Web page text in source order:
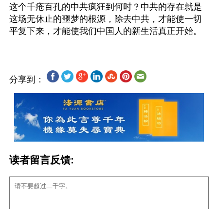
这个千疮百孔的中共疯狂到何时？中共的存在就是
这场无休止的噩梦的根源，除去中共，才能使一切
分享到：
读者留言反馈: